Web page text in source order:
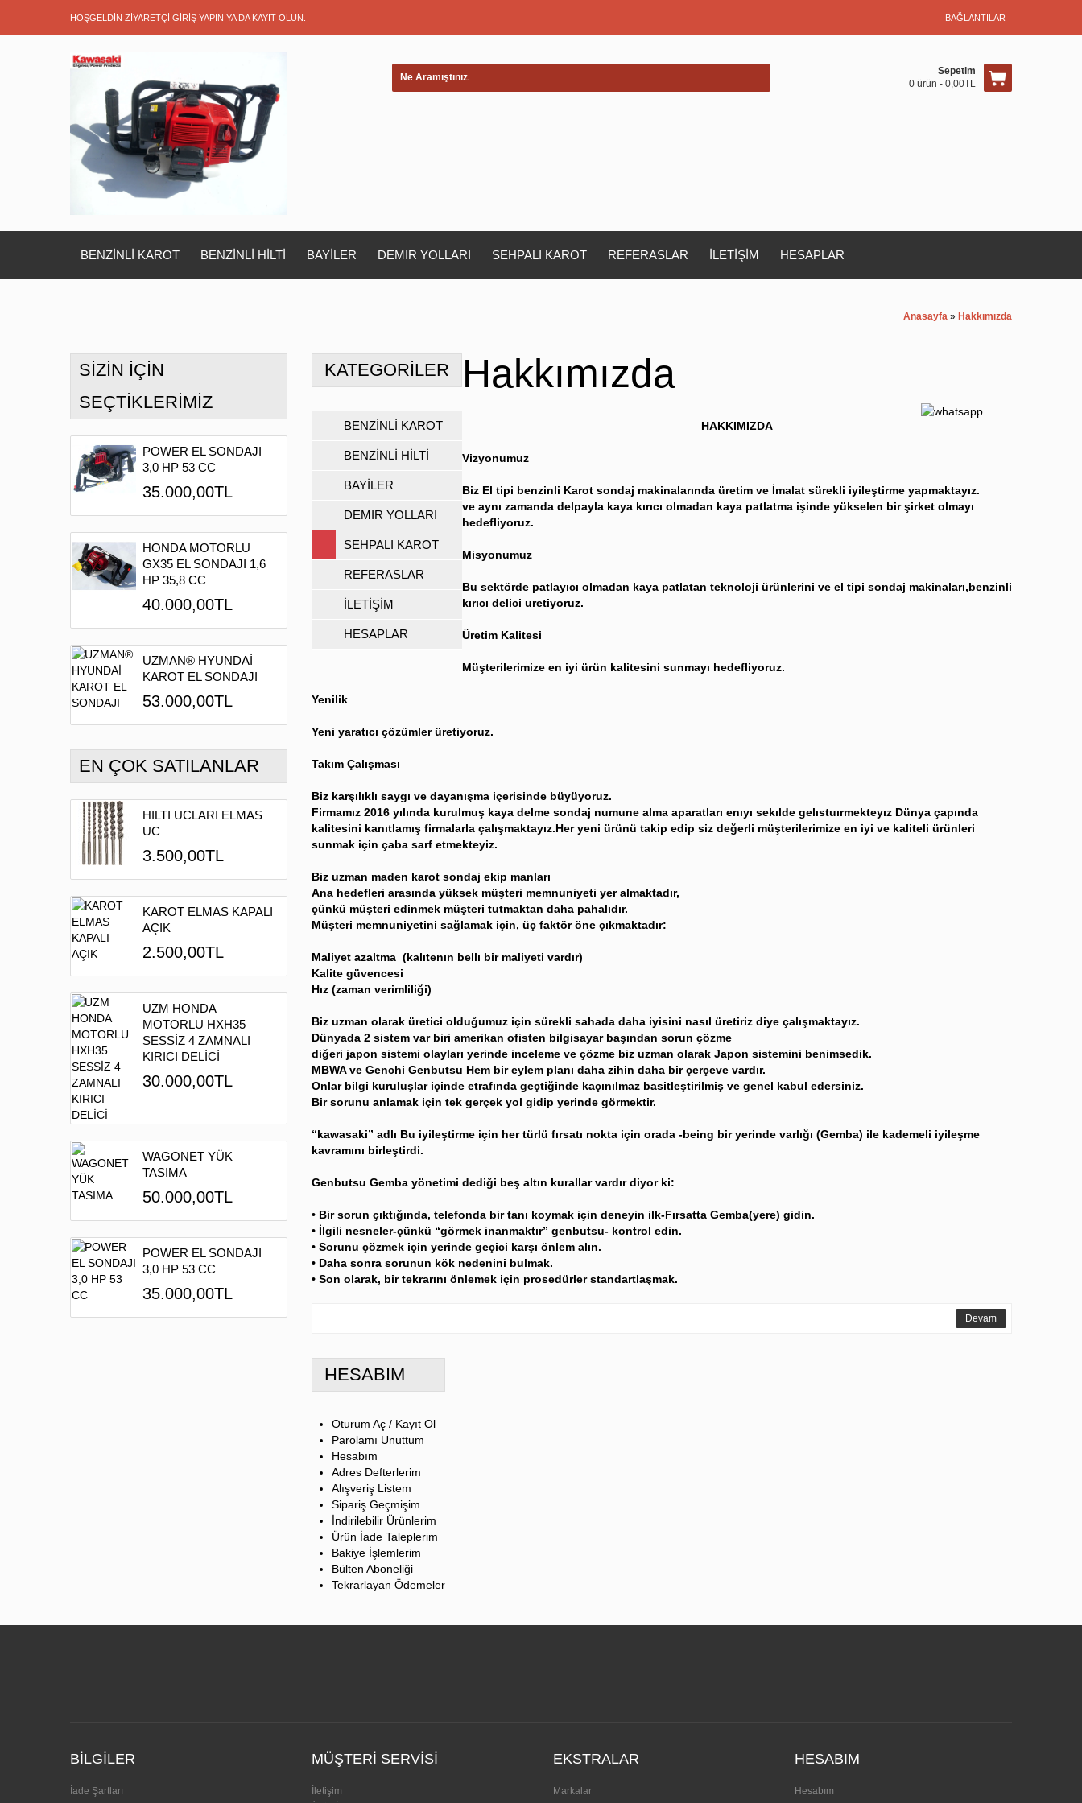
HOŞGELDIN ZIYARETÇI GIRIŞ YAPIN YA DA KAYIT OLUN BAĞLANTILAR
Sepetim
0 ürün - 0,00TL
BENZİNLİ KAROT BENZİNLİ HİLTİ BAYİLER DEMIR YOLLARI SEHPALI KAROT REFERASLAR İLETİŞİM HESAPLAR
Anasayfa » Hakkımızda
SIZIN IÇIN
SEÇTIKLERIMIZ
POWER EL SONDAJI
3,0 HP 53 CC
35.000,00TL
HONDA MOTORLU
GX35 EL SONDAJI 1,6
HP 35,8 CC
40.000,00TL
UZMAN® HYUNDAİ
KAROT EL SONDAJI
53.000,00TL
EN ÇOK SATILANLAR
HILTI UCLARI ELMAS
UC
3.500,00TL
KAROT ELMAS KAPALI
AÇIK
2.500,00TL
UZM HONDA
MOTORLU HXH35
SESSİZ 4 ZAMNALI
KIRICI DELİCİ
30.000,00TL
WAGONET YÜK
TASIMA
50.000,00TL
POWER EL SONDAJI
3,0 HP 53 CC
35.000,00TL
KATEGORILER
BENZİNLİ KAROT
BENZİNLİ HİLTİ
BAYİLER
DEMIR YOLLARI
SEHPALI KAROT
REFERASLAR
İLETİŞİM
HESAPLAR
Hakkımızda
HAKKIMIZDA
Vizyonumuz
Biz El tipi benzinli Karot sondaj makinalarında üretim ve İmalat sürekli iyileştirme yapmaktayız.
ve aynı zamanda delpayla kaya kırıcı olmadan kaya patlatma işinde yükselen bir şirket olmayı
hedefliyoruz.
Misyonumuz
Bu sektörde patlayıcı olmadan kaya patlatan teknoloji ürünlerini ve el tipi sondaj makinaları,benzinli
kırıcı delici uretiyoruz.
Üretim Kalitesi
Müşterilerimize en iyi ürün kalitesini sunmayı hedefliyoruz.
Yenilik
Yeni yaratıcı çözümler üretiyoruz.
Takım Çalışması
Biz karşılıklı saygı ve dayanışma içerisinde büyüyoruz.
Firmamız 2016 yılında kurulmuş kaya delme sondaj numune alma aparatları enıyı sekılde gelıstuırmekteyız Dünya çapında
kalitesini kanıtlamış firmalarla çalışmaktayız.Her yeni ürünü takip edip siz değerli müşterilerimize en iyi ve kaliteli ürünleri
sunmak için çaba sarf etmekteyiz.
Biz uzman maden karot sondaj ekip manları
Ana hedefleri arasında yüksek müşteri memnuniyeti yer almaktadır,
çünkü müşteri edinmek müşteri tutmaktan daha pahalıdır.
Müşteri memnuniyetini sağlamak için, üç faktör öne çıkmaktadır:
Maliyet azaltma (kalıtenın bellı bir maliyeti vardır)
Kalite güvencesi
Hız (zaman verimliliği)
Biz uzman olarak üretici olduğumuz için sürekli sahada daha iyisini nasıl üretiriz diye çalışmaktayız.
Dünyada 2 sistem var biri amerikan ofisten bilgisayar başından sorun çözme
diğeri japon sistemi olayları yerinde inceleme ve çözme biz uzman olarak Japon sistemini benimsedik.
MBWA ve Genchi Genbutsu Hem bir eylem planı daha zihin daha bir çerçeve vardır.
Onlar bilgi kuruluşlar içinde etrafında geçtiğinde kaçınılmaz basitleştirilmiş ve genel kabul edersiniz.
Bir sorunu anlamak için tek gerçek yol gidip yerinde görmektir.
“kawasaki” adlı Bu iyileştirme için her türlü fırsatı nokta için orada -being bir yerinde varlığı (Gemba) ile kademeli iyileşme
kavramını birleştirdi.
Genbutsu Gemba yönetimi dediği beş altın kurallar vardır diyor ki:
• Bir sorun çıktığında, telefonda bir tanı koymak için deneyin ilk-Fırsatta Gemba(yere) gidin.
• İlgili nesneler-çünkü “görmek inanmaktır” genbutsu- kontrol edin.
• Sorunu çözmek için yerinde geçici karşı önlem alın.
• Daha sonra sorunun kök nedenini bulmak.
• Son olarak, bir tekrarını önlemek için prosedürler standartlaşmak.
Devam
HESABIM
Oturum Aç / Kayıt Ol
Parolamı Unuttum
Hesabım
Adres Defterlerim
Alışveriş Listem
Sipariş Geçmişim
İndirilebilir Ürünlerim
Ürün İade Taleplerim
Bakiye İşlemlerim
Bülten Aboneliği
Tekrarlayan Ödemeler
BILGILER
İade Şartları
MÜŞTERI SERVISI
İletişim
EKSTRALAR
Markalar
HESABIM
Hesabım